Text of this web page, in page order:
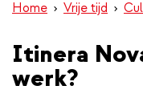
gaan
Home Vrije tijd
Itinera
werk?